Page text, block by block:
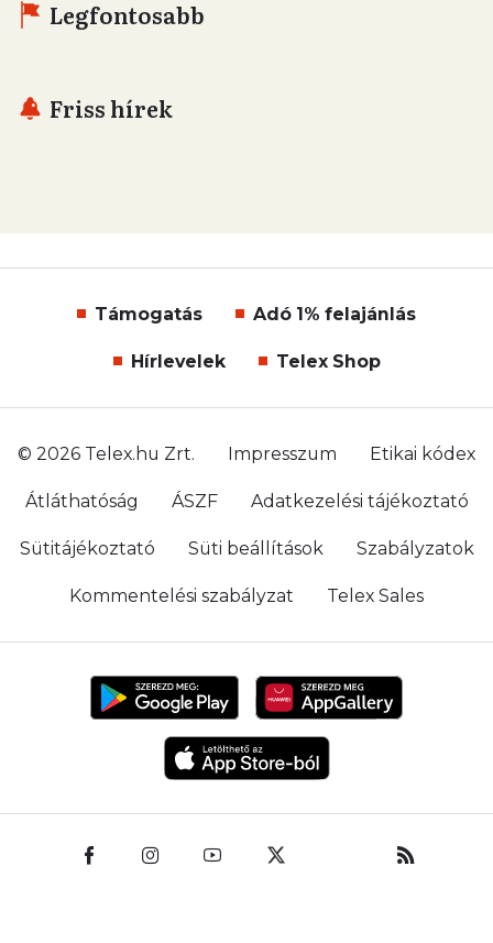
Legfontosabb
Friss hírek
Támogatás Adó 1% felajánlás
Hírlevelek Telex Shop
© 2026 Telex.hu Zrt. Impresszum Etikai kódex
Átláthatóság ÁSZF Adatkezelési tájékoztató
Sütitájékoztató Süti beállítások Szabályzatok
Kommentelési szabályzat Telex Sales